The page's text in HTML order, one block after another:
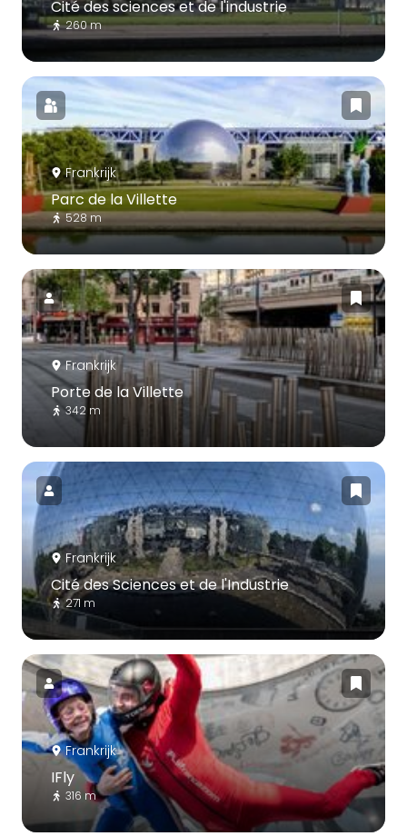
Cité des sciences et de l'industrie
260 m
Frankrijk
Parc de la Villette
528 m
Frankrijk
Porte de la Villette
342 m
Frankrijk
Cité des Sciences et de l'Industrie
271 m
Frankrijk
IFly
316 m